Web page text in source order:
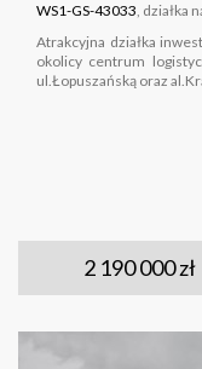
WS1-GS-43033, działka
Atrakcyjna działka
okolicy centrum
ul.Łopuszańską oraz
2 190 000 zł